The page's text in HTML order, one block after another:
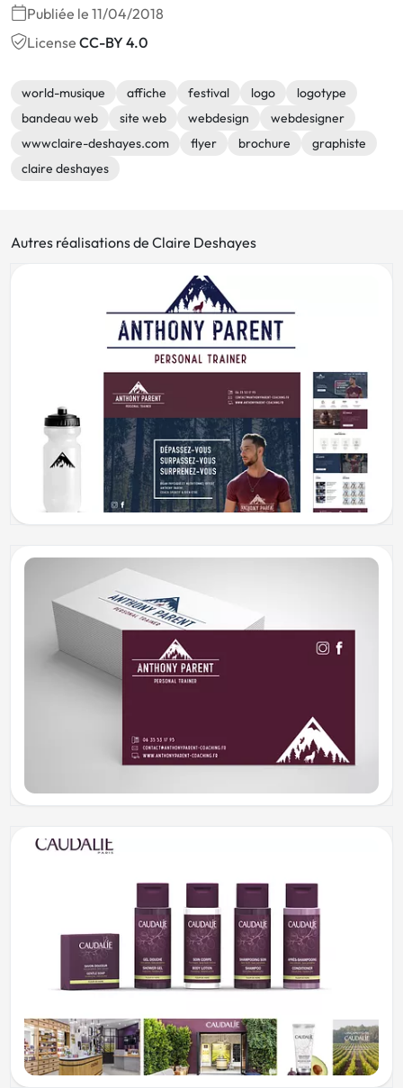
Publiée le 11/04/2018
License CC-BY 4.0
world-musique affiche festival logo
logotype
bandeau web
site web webdesign
webdesigner
wwwclaire-deshayes.com
flyer brochure
graphiste
claire deshayes
Autres réalisations de Claire Deshayes